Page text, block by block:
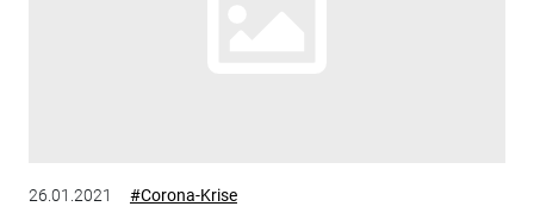
26.01.2021 #Corona-Krise